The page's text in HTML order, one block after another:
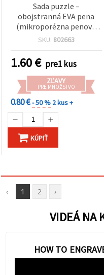
Sada puzzle –
obojstranná EVA pena
(mikroporézna penová
guma) s plastovou
SKU: 802663
1.60€ pre1 kus
ZĽAVY
PRE MNOŽSTVO
0.80 €- 50 % 2 kus +
KÚPIŤ
‹ 1 2 ›
VIDEÁ NA
HOW TO